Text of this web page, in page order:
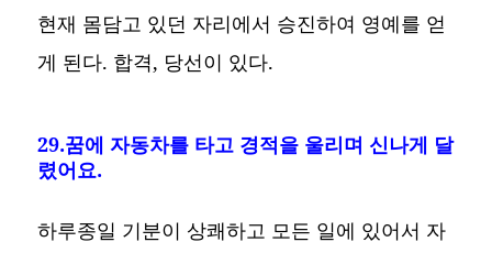
현재 몸담고 있던 자리에서 승진하여 영예를 얻
게 된다. 합격, 당선이 있다.
29.꿈에 자동차를 타고 경적을 울리며 신나게 달
렸어요.
하루종일 기분이 상쾌하고 모든 일에 있어서 자